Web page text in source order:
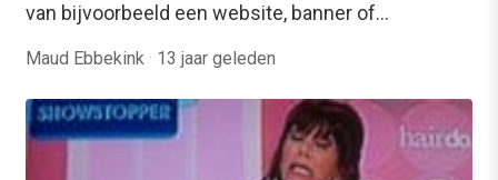
van bijvoorbeeld een website, banner of…
Maud Ebbekink · 13 jaar geleden